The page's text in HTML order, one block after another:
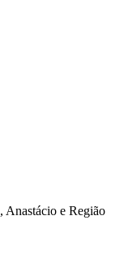
, Anastácio e Região